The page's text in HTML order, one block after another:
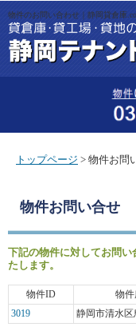
物件のお問い合わせ｜静岡貸倉庫
トップページ > 物件お問
物件お問い合せ
下記の物件に対してお問
たします。
物件ID 物件
3019
静岡市清水区